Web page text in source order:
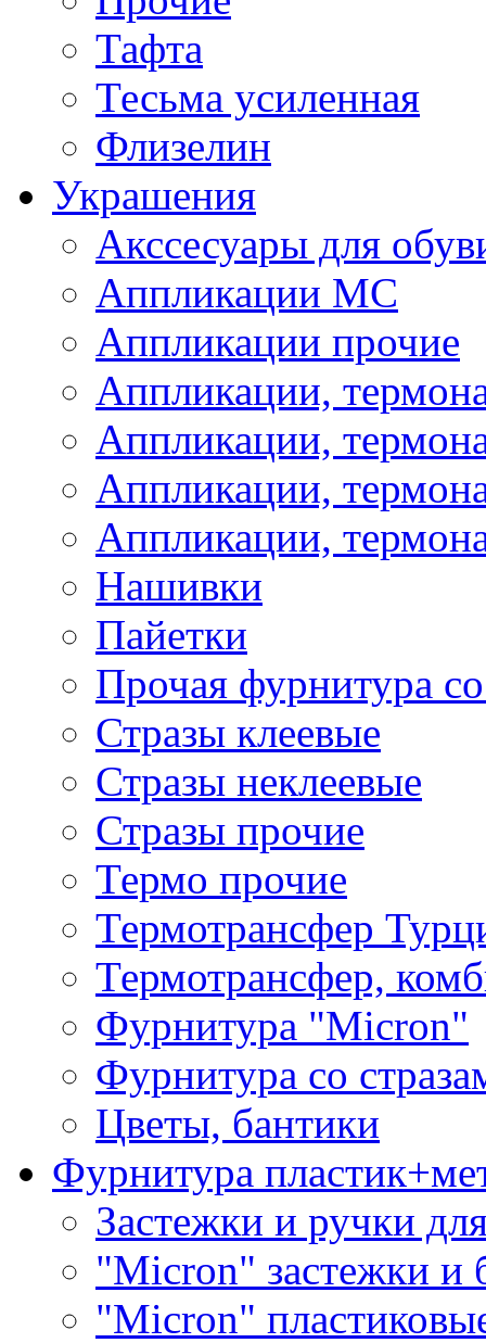
Тафта
Тесьма усиленная
Флизелин
Украшения
Акссесуары для
Аппликации МС
Аппликации прочие
Аппликации,
Аппликации,
Аппликации,
Аппликации,
Нашивки
Пайетки
Прочая фурнитура
Стразы клеевые
Стразы неклеевые
Стразы прочие
Термо прочие
Термотрансфер
Термотрансфер,
Фурнитура "Micron"
Фурнитура со
Цветы, бантики
Фурнитура
Застежки и ручки
"Micron" застежки и
"Micron"